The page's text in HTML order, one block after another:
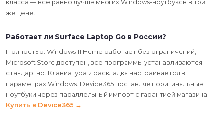
класса — всё равно лучше многих Windows-ноутбуков в той
же цене.
Работает ли Surface Laptop Go в России?
Полностью. Windows 11 Home работает без ограничений,
Microsoft Store доступен, все программы устанавливаются
стандартно. Клавиатура и раскладка настраивается в
параметрах Windows. Device365 поставляет оригинальные
ноутбуки через параллельный импорт с гарантией магазина.
Купить в Device365 →